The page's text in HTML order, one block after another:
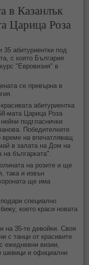
в Казанлък
Царица Роза
35 абитуриентки под
с която България
"Евровизия" в
се превърна в
абитуриентка
мата Царица Роза
подгласнички
Победителките
време на впечатляващ
в залата на Дом на
българката".
на розите и ще
така и извън
ще има
специално
което краси новата
на 35-те девойки. Своя
с танци от красивите
ежедневни визии,
шевици и официални